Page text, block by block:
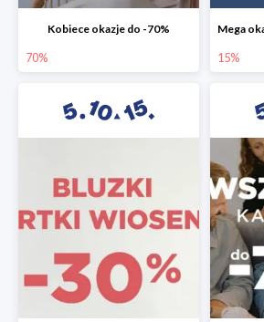
Kobiece okazje do -70%
70% 15%